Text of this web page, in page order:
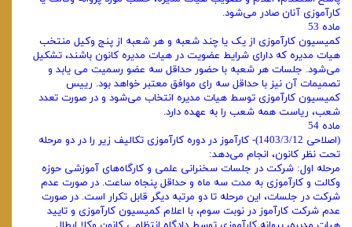
کارآموزی آنان صادر می‌شود.
ماده 53
کمیسیون کارآموزی از یک یا چند شعبه و هر شعبه از پنج وکیل منتخب
هیات‌ مدیره که دارای شرایط عضویت در هیات ‌مدیره کانون باشند، تشکیل
می‌شود. جلسات هر شعبه با حضور حداقل سه عضو رسمیت می یابد و
تصمیمات آن نیز با حداقل سه رای موافق معتبر خواهد بود. رییس
کمیسیون کارآموزی توسط هیات ‌مدیره انتخاب می‌شود و در صورت تعدد
شعب، ریاست همه شعب را به عهده دارد.
ماده 54
(اصلاحی 1403/3/12)- کارآموز در دوره کارآموزی تکالیف زیر را در دو مرحله
تحت نظر کانون، انجام می‌دهد:
مرحله اول: شرکت در جلسات سخنرانی علمی و کارگاه‌های آموزشی حوزه
وکالت و کارآموزی به مدت سه ماه و حداقل پنجاه ساعت. در صورت عدم
شرکت در جلسات، این مرحله تا دو مرتبه دیگر قابل تکرار است. در صورت
عدم شرکت کارآموز در نوبت سوم، با اعلام کمیسیون کارآموزی و تایید